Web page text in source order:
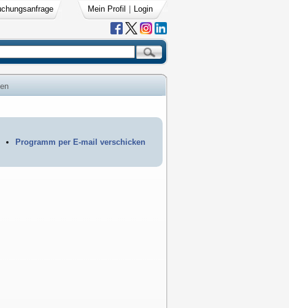
Mein Profil Login
Programm per E-mail verschicken